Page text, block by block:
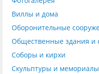
Виллы и дома
Оборонительные
Общественные здания и
Соборы и кирхи
Скульптуры и мемориалы